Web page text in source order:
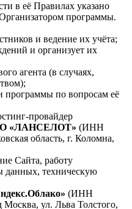
в её Правилах указано
программы.
и ведение их учёта;
и организует их
агента (в случаях,
программы по вопросам её
провайдер
«ЛАНСЕЛОТ» (ИНН
область, г. Коломна,
Сайта, работу
данных, техническую
(ИНН
Москва, ул. Льва Толстого,